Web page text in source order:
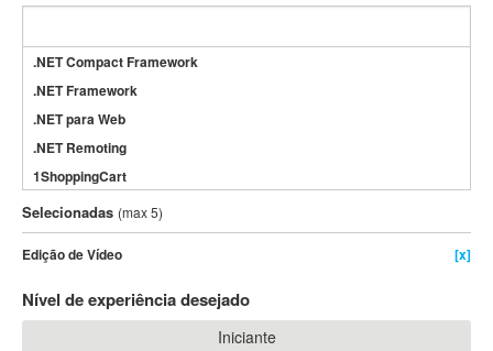
.NET Compact Framework
.NET Framework
.NET para Web
.NET Remoting
1ShoppingCart
3DS Max
3GSM
4D Dimension
802.11
A&P
Selecionadas (max 5)
Edição de Vídeo [x]
Nível de experiência desejado
Iniciante